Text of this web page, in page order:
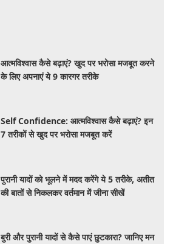
आत्मविश्वास कैसे बढ़ाएं? खुद पर भरोसा मजबूत करने
के लिए अपनाएं ये 9 कारगर तरीके
Self Confidence: आत्मविश्वास कैसे बढ़ाएं? इन
7 तरीकों से खुद पर भरोसा मजबूत करें
पुरानी यादों को भूलने में मदद करेंगे ये 5 तरीके, अतीत
की बातों से निकलकर वर्तमान में जीना सीखें
बुरी और पुरानी यादों से कैसे पाएं छुटकारा? जानिए मन